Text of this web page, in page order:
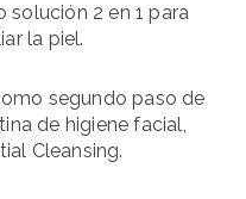
solución 2 en 1 para
la piel.
segundo paso de
de higiene facial,
Cleansing.